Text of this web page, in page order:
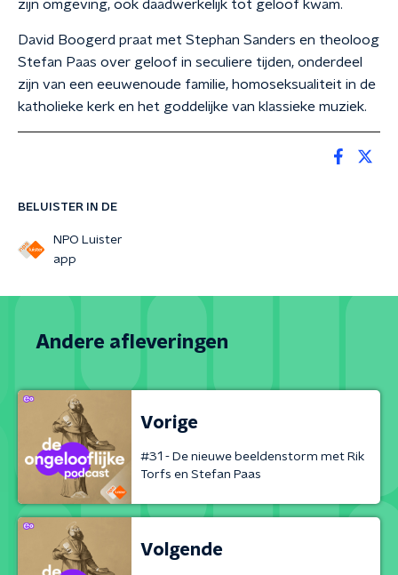
BELUISTER IN DE
NPO Luister
app
zijn omgeving, ook daadwerkelijk tot geloof kwam.
David Boogerd praat met Stephan Sanders en theoloog
Stefan Paas over geloof in seculiere tijden, onderdeel
zijn van een eeuwenoude familie, homoseksualiteit in de
katholieke kerk en het goddelijke van klassieke muziek.
Andere afleveringen
Vorige
#31 - De nieuwe beeldenstorm met Rik
Torfs en Stefan Paas
Volgende